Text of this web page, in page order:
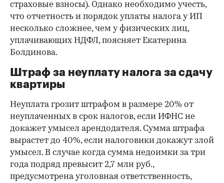
страховые взносы). Однако необходимо учесть,
что отчетность и порядок уплаты налога у ИП
несколько сложнее, чем у физических лиц,
уплачивающих НДФЛ, поясняет Екатерина
Болдинова.
Штраф за неуплату налога за сдачу
квартиры
Неуплата грозит штрафом в размере 20% от
неуплаченных в срок налогов, если ИФНС не
докажет умысел арендодателя. Сумма штрафа
вырастет до 40%, если налоговики докажут злой
умысел. В случае когда сумма недоимки за три
года подряд превысит 2,7 млн руб.,
предусмотрена уголовная ответственность,